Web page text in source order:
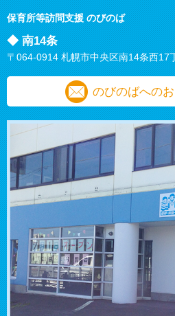
保育所等訪問支援のびのば
◆ 南14条
〒064-0914 札幌市中央区南14条西17
のびのばへの